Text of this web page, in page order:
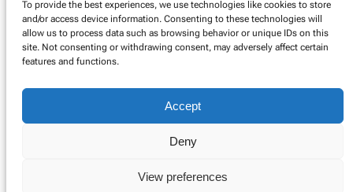
To provide the best experiences, we use technologies like cookies to store
and/or access device information. Consenting to these technologies will
allow us to process data such as browsing behavior or unique IDs on this
site. Not consenting or withdrawing consent, may adversely affect certain
features and functions.
Accept
Deny
View preferences
© Copyright 2025. Alle rechten voorbehouden.